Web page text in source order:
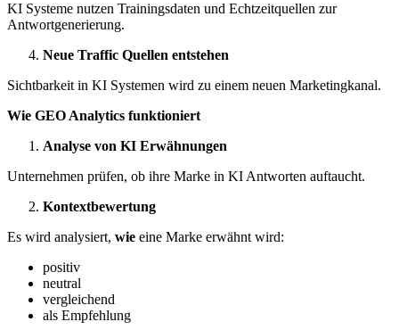
KI Systeme nutzen Trainingsdaten und Echtzeitquellen zur
Antwortgenerierung.
Neue Traffic Quellen entstehen
Sichtbarkeit in KI Systemen wird zu einem neuen Marketingkanal.
Wie GEO Analytics funktioniert
Analyse von KI Erwähnungen
Unternehmen prüfen, ob ihre Marke in KI Antworten auftaucht.
Kontextbewertung
Es wird analysiert, wie eine Marke erwähnt wird:
positiv
neutral
vergleichend
als Empfehlung